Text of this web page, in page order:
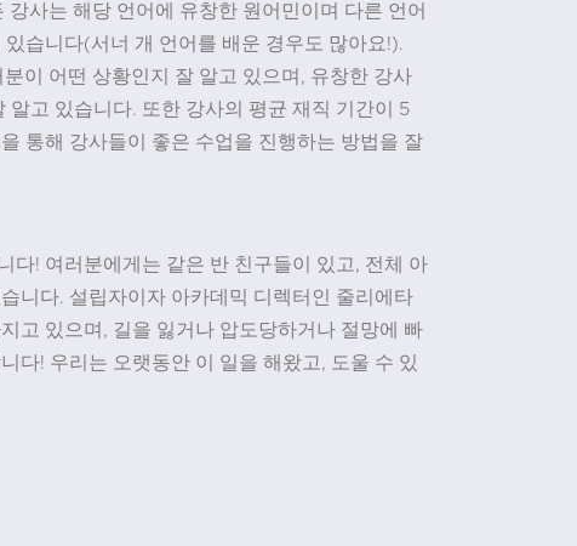
사는 해당 언어에 유창한 원어민이며 다른 언어
습니다(서너 개 언어를 배운 경우도 많아요!).
이 어떤 상황인지 잘 알고 있으며, 유창한 강사
알고 있습니다. 또한 강사의 평균 재직 기간이 5
통해 강사들이 좋은 수업을 진행하는 방법을 잘
다! 여러분에게는 같은 반 친구들이 있고, 전체 아
니다. 설립자이자 아카데믹 디렉터인 줄리에타
고 있으며, 길을 잃거나 압도당하거나 절망에 빠
다! 우리는 오랫동안 이 일을 해왔고, 도울 수 있